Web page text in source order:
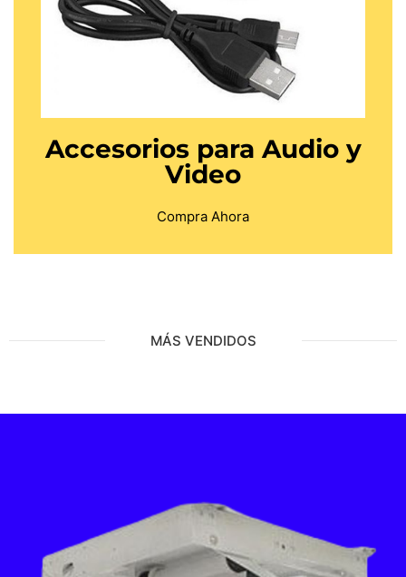
Accesorios para Audio y
Video
Compra Ahora
MÁS VENDIDOS